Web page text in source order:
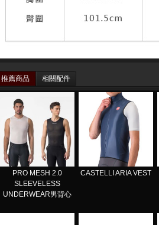
推薦商品 相關配件
PRO MESH 2.0
SLEEVELESS
UNDERWEAR男背心
CASTELLI ARIA VEST